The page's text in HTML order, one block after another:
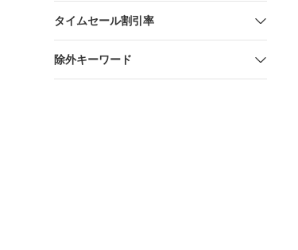
タイムセール割引率
除外キーワード